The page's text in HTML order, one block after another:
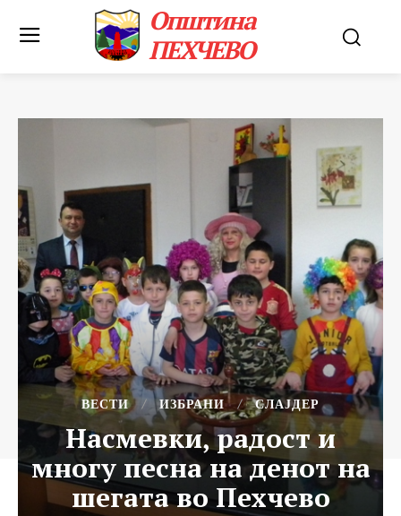
Општина
ПЕХЧЕВО
ВЕСТИ ИЗБРАНИ СЛАЈДЕР
Насмевки, радост и
многу песна на денот на
шегата во Пехчево